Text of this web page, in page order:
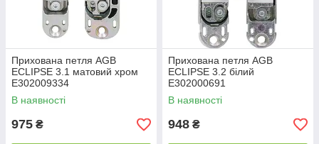
Прихована петля AGB
ECLIPSE 3.1 матовий хром
E302009334
В наявності
975 ₴
Прихована петля AGB
ECLIPSE 3.2 білий
E302000691
В наявності
948 ₴